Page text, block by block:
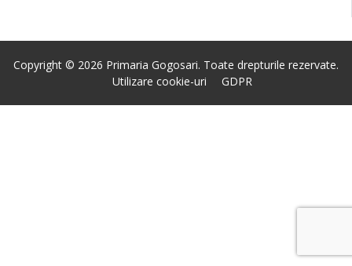
Copyright © 2026 Primaria Gogosari. Toate drepturile rezervate.
Utilizare cookie-uri
GDPR